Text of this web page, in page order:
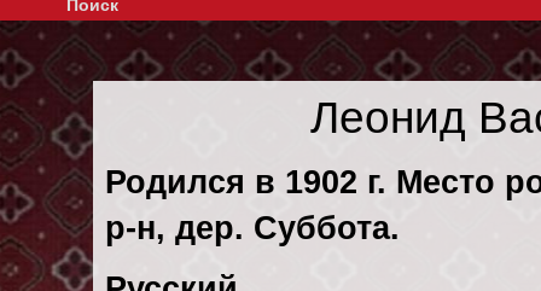
Поиск
Леонид
Родился в 1902 г. Место
р-н, дер. Суббота.